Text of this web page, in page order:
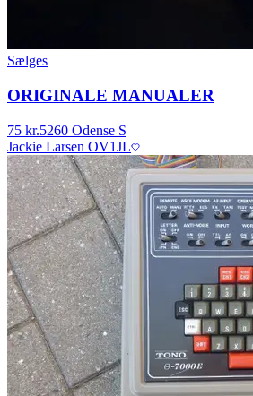
Sælges
ORIGINALE MANUALER
75 kr.5260 Odense S
Jackie Larsen OV1JL